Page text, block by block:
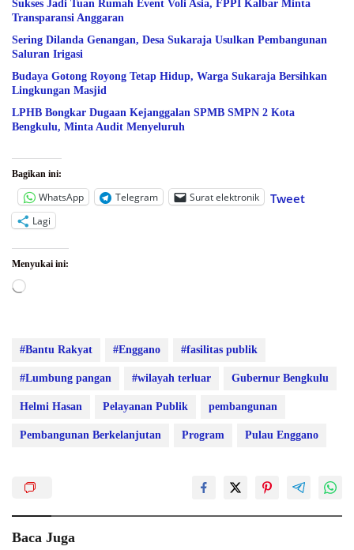
Sukses Jadi Tuan Rumah Event Voli Asia, FPPI Kalbar Minta
Transparansi Anggaran
Sering Dilanda Genangan, Desa Sukaraja Usulkan Pembangunan
Saluran Irigasi
Budaya Gotong Royong Tetap Hidup, Warga Sukaraja Bersihkan
Lingkungan Masjid
LPHB Bongkar Dugaan Kejanggalan SPMB SMPN 2 Kota
Bengkulu, Minta Audit Menyeluruh
Bagikan ini:
WhatsApp Telegram Surat elektronik Tweet
Lagi
Menyukai ini:
Memuat...
#Bantu Rakyat #Enggano #fasilitas publik
#Lumbung pangan #wilayah terluar Gubernur Bengkulu
Helmi Hasan Pelayanan Publik pembangunan
Pembangunan Berkelanjutan Program Pulau Enggano
Baca Juga